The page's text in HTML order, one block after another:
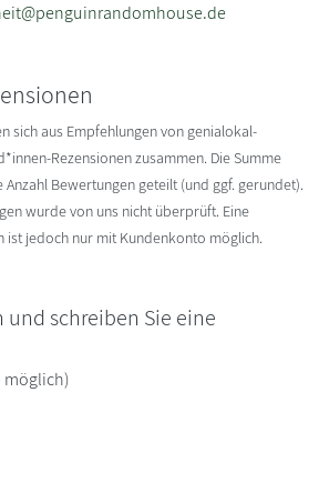
sich aus Empfehlungen von genialokal-
Rezensionen zusammen. Die Summe
Bewertungen geteilt (und ggf. gerundet).
wurde von uns nicht überprüft. Eine
ist jedoch nur mit Kundenkonto möglich.
und schreiben Sie eine